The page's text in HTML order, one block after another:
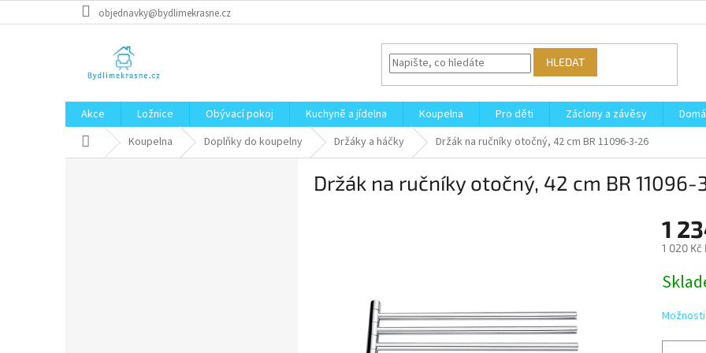
na
objednavky@bydlimekrasne.cz
HLEDAT
Akce Ložnice Obývací pokoj Kuchyně a jídelna Koupelna Pro děti Záclony a závěsy
Domů Koupelna Doplňky do koupelny Držáky a háčky Držák na ručníky otočný, 42 cm BR 11096-3-26
Držák na ručníky otočný, 42 cm BR 11096-
1
1 020 Kč
cena: